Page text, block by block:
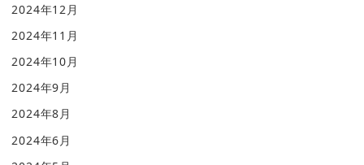
2024年12月
2024年11月
2024年10月
2024年9月
2024年8月
2024年6月